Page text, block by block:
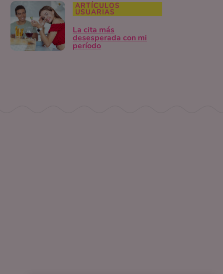
ARTÍCULOS
USUARIAS
La cita más
desesperada con mi
período